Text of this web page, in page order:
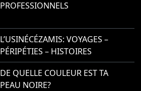
PROFESSIONNELS
L’USINÉCÉZAMIS: VOYAGES –
PÉRIPÉTIES – HISTOIRES
DE QUELLE COULEUR EST TA
PEAU NOIRE?